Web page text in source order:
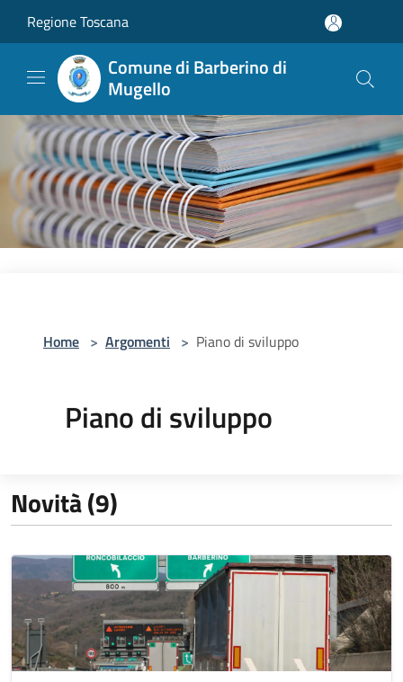
Regione Toscana
Comune di Barberino di
Mugello
Home > Argomenti > Piano di sviluppo
Piano di sviluppo
Novità (9)